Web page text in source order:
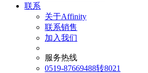
联系
关于Affinity
联系销售
加入我们
服务热线
0519-87669488转8021